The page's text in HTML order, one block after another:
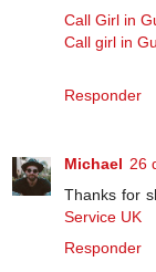
Call Girl in
Call girl in
Responder
Michael 26
Thanks for
Service UK
Responder